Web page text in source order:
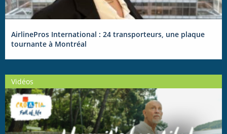
AirlinePros International : 24 transporteurs, une plaque
tournante à Montréal
Vidéos